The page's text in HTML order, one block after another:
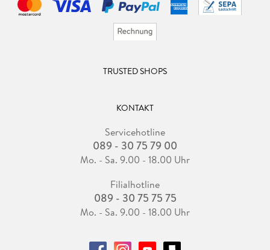
TRUSTED SHOPS
KONTAKT
Servicehotline
089 - 30 75 79 00
Mo. - Sa. 9.00 - 18.00 Uhr
Filialhotline
089 - 30 75 75 75
Mo. - Sa. 9.00 - 18.00 Uhr